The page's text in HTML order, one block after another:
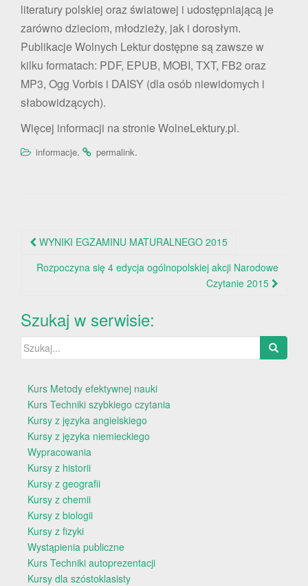
literatury polskiej oraz światowej i udostępniającą je
zarówno dzieciom, młodzieży, jak i dorosłym.
Publikacje Wolnych Lektur dostępne są zawsze w
kilku formatach: PDF, EPUB, MOBI, TXT, FB2 oraz
MP3, Ogg Vorbis i DAISY (dla osób niewidomych i
słabowidzących).
Więcej informacji na stronie WolneLektury.pl.
informacje. permalink.
Nawigacja
po
wpisie
WYNIKI EGZAMINU MATURALNEGO 2015
Rozpoczyna się 4 edycja ogólnopolskiej akcji Narodowe
Czytanie 2015
Szukaj w serwisie:
Szukaj:
Kurs Metody efektywnej nauki
Kurs Techniki szybkiego czytania
Kursy z języka angielskiego
Kursy z języka niemieckiego
Wypracowania
Kursy z historii
Kursy z geografii
Kursy z chemii
Kursy z biologii
Kursy z fizyki
Wystąpienia publiczne
Kurs Techniki autoprezentacji
Kursy dla szóstoklasisty